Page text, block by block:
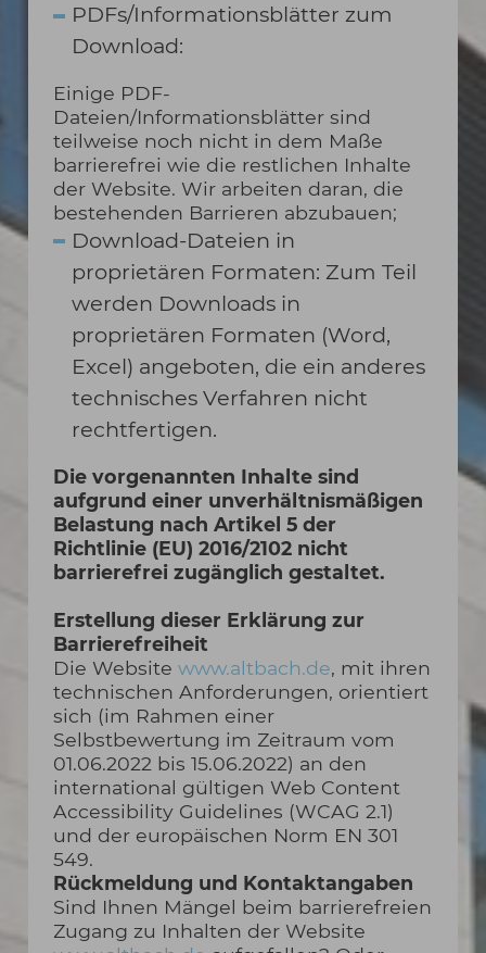
PDFs/Informationsblätter zum
Download:
Einige PDF-
Dateien/Informationsblätter sind
teilweise noch nicht in dem Maße
barrierefrei wie die restlichen Inhalte
der Website. Wir arbeiten daran, die
bestehenden Barrieren abzubauen;
Download-Dateien in
proprietären Formaten: Zum Teil
werden Downloads in
proprietären Formaten (Word,
Excel) angeboten, die ein anderes
technisches Verfahren nicht
rechtfertigen.
Die vorgenannten Inhalte sind
aufgrund einer unverhältnismäßigen
Belastung nach Artikel 5 der
Richtlinie (EU) 2016/2102 nicht
barrierefrei zugänglich gestaltet.
Erstellung dieser Erklärung zur
Barrierefreiheit
Die Website www.altbach.de, mit ihren
technischen Anforderungen, orientiert
sich (im Rahmen einer
Selbstbewertung im Zeitraum vom
01.06.2022 bis 15.06.2022) an den
international gültigen Web Content
Accessibility Guidelines (WCAG 2.1)
und der europäischen Norm EN 301
549.
Rückmeldung und Kontaktangaben
Sind Ihnen Mängel beim barrierefreien
Zugang zu Inhalten der Website